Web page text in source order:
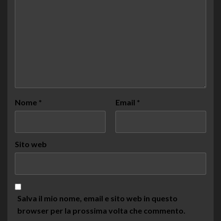
Nome * Email *
Sito web
Salva il mio nome, email e sito web in questo
browser per la prossima volta che commento.